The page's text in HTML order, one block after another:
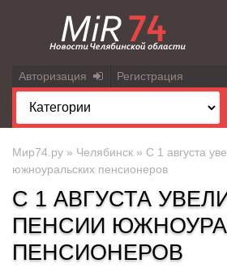
Авторизация Регистрация
Мир74.ру » Челябинск » С 1 августа
южноуральских пенсионеров
С 1 АВГУСТА
ПЕНСИИ
ПЕНСИОНЕРОВ